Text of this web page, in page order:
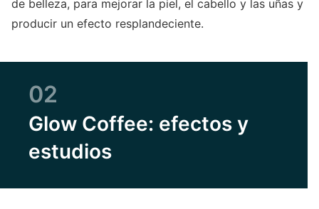
de belleza, para mejorar la piel, el cabello y las uñas y
producir un efecto resplandeciente.
02
Glow Coffee: efectos y
estudios